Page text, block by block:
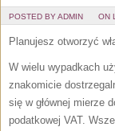
POSTED BY ADMIN ON
Planujesz otworzyć
W wielu wypadkach
znakomicie
się w głównej mierze
podatkowej VAT.